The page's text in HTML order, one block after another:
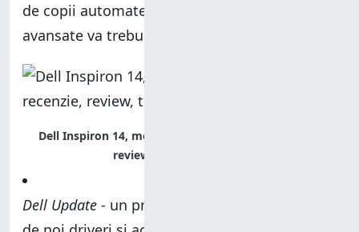
de copii automate și alte caracteristici
avansate va trebuie să plățiți pentru ele.
Dell Inspiron 14, model 7437, performante, recenzie,
review, teste, comparatie
Dell Update - un program care verifică apariția